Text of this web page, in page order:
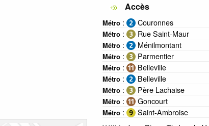
Accès
Métro : Couronnes
Métro : Rue Saint-Maur
Métro : Ménilmontant
Métro : Parmentier
Métro : Belleville
Métro : Belleville
Métro : Père Lachaise
Métro : Goncourt
Métro : Saint-Ambroise